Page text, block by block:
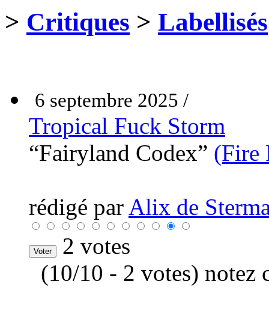
> Critiques > Labellisés
6 septembre 2025 /
Tropical Fuck Storm
“Fairyland Codex” (Fire
rédigé par Alix de
2 votes
(10/10 - 2 votes) notez